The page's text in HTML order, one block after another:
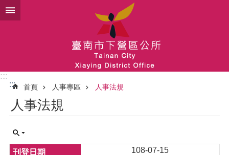
跳到主要內容區塊
:::
:::
首頁 人事專區 人事法規
人事法規
108-07-15